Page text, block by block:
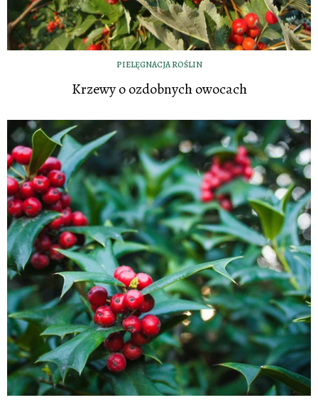
PIELĘGNACJA ROŚLIN
Krzewy o ozdobnych owocach